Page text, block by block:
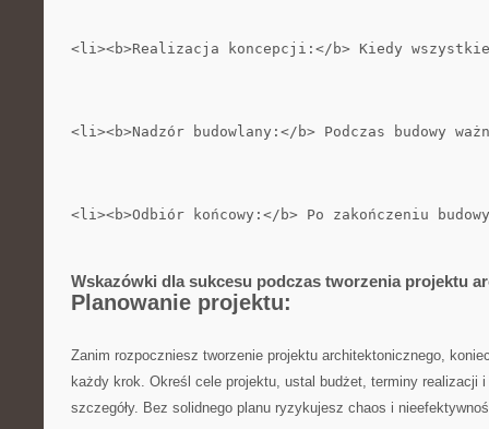
<li><b>Realizacja koncepcji:</b> Kiedy
<li><b>Nadzór budowlany:</b> Podczas budowy
<li><b>Odbiór końcowy:</b> Po zakończeniu
Wskazówki dla sukcesu podczas tworzenia projektu
Planowanie projektu:
Zanim rozpoczniesz tworzenie projektu⁣ architektonicznego,
każdy‍ krok. Określ cele projektu,‌ ustal budżet, terminy realizacji
szczegóły. Bez solidnego planu ⁢ryzykujesz chaos i